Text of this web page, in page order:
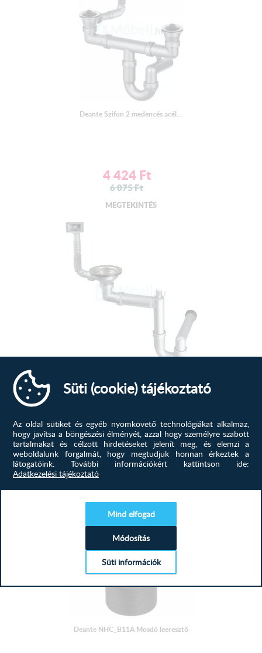
Deante Szifon 2 medencés acél...
4 424 Ft
6 075Ft
MEGTEKINTÉS
Kivitelezés acélDugó típusa manuálisMosogató anyaga
5 613Ft
MEGTEKINTÉS
-28%
Deante NHC_B11A Mosdó leeresztő
Süti (cookie) tájékoztató
Az oldal sütiket és egyéb nyomkövető technológiákat alkalmaz,
hogy javítsa a böngészési élményét, azzal hogy személyre szabott
tartalmakat és célzott hirdetéseket jelenít meg, és elemzi a
weboldalunk forgalmát, hogy megtudjuk honnan érkeztek a
látogatóink.
További információkért kattintson ide:
Adatkezelési tájékoztató
Mind elfogad
Módosítás
Süti információk